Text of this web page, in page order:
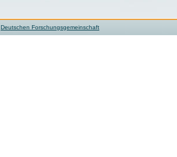
Deutschen Forschungsgemeinschaft